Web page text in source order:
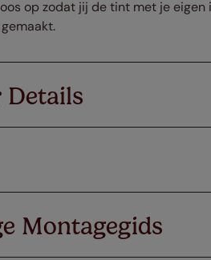
op zodat jij de tint met je
Details
Montagegids